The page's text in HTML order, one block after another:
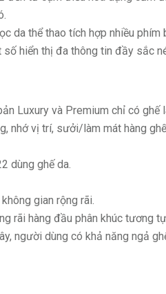
da thể thao tích hợp nhiều
hiển thị đa thông tin đầy sắc
Luxury và Premium chỉ có ghế
nhớ vị trí, sưởi/làm mát hàng
dùng ghế da.
gian rộng rãi.
rãi hàng đầu phân khúc tương
người dùng có khả năng ngả